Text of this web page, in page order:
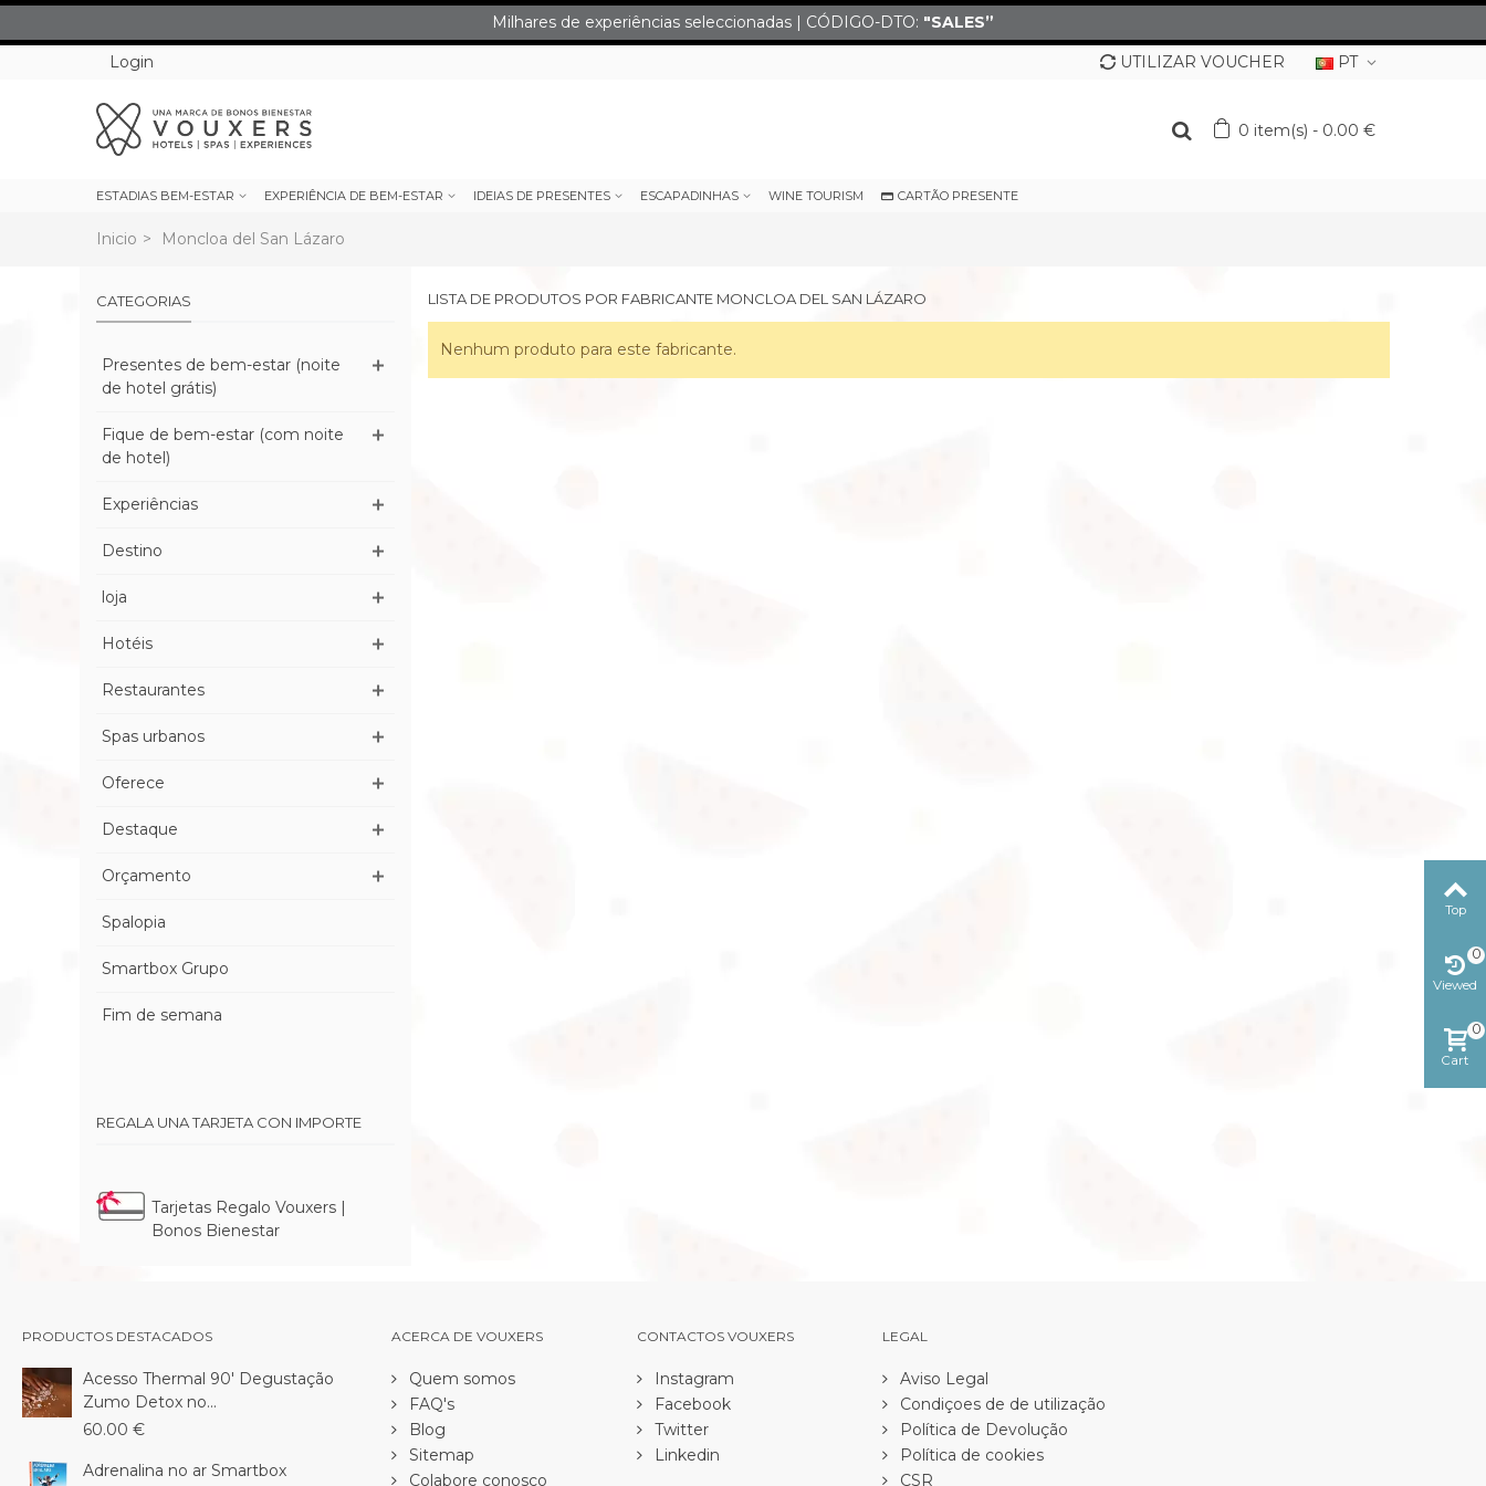
Milhares de experiências seleccionadas | CÓDIGO-DTO: "SALES”
Login
PT
UTILIZAR VOUCHER
0 item(s) - 0.00 €
ESTADIAS BEM-ESTAR EXPERIÊNCIA DE BEM-ESTAR IDEIAS DE PRESENTES ESCAPADINHAS WINE TOURISM CARTÃO PRESENTE
Inicio > Moncloa del San Lázaro
CATEGORIAS
Presentes de bem-estar (noite
de hotel grátis)
Fique de bem-estar (com noite
de hotel)
Experiências
Destino
loja
Hotéis
Restaurantes
Spas urbanos
Oferece
Destaque
Orçamento
Spalopia
Smartbox Grupo
Fim de semana
REGALA UNA TARJETA CON IMPORTE
Tarjetas Regalo Vouxers |
Bonos Bienestar
LISTA DE PRODUTOS POR FABRICANTE MONCLOA DEL SAN LÁZARO
Nenhum produto para este fabricante.
PRODUCTOS DESTACADOS
Acesso Thermal 90' Degustação
Zumo Detox no...
60.00 €
Adrenalina no ar Smartbox
ACERCA DE VOUXERS
Quem somos
FAQ's
Blog
Sitemap
Colabore conosco
CONTACTOS VOUXERS
Instagram
Facebook
Twitter
Linkedin
LEGAL
Aviso Legal
Condiçoes de de utilização
Política de Devolução
Política de cookies
CSR
Top
Viewed
0
Cart
0